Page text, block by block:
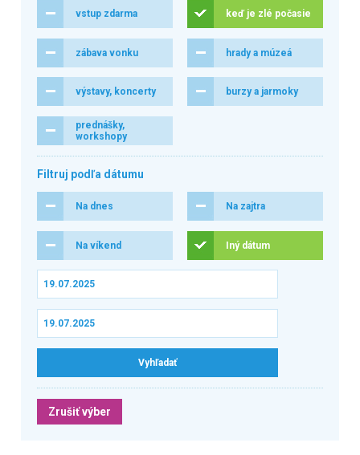
vstup zdarma keď je zlé počasie
zábava vonku hrady a múzeá
výstavy, koncerty burzy a jarmoky
prednášky,
workshopy
Filtruj podľa dátumu
Na dnes Na zajtra
Na víkend Iný dátum
Zrušiť výber